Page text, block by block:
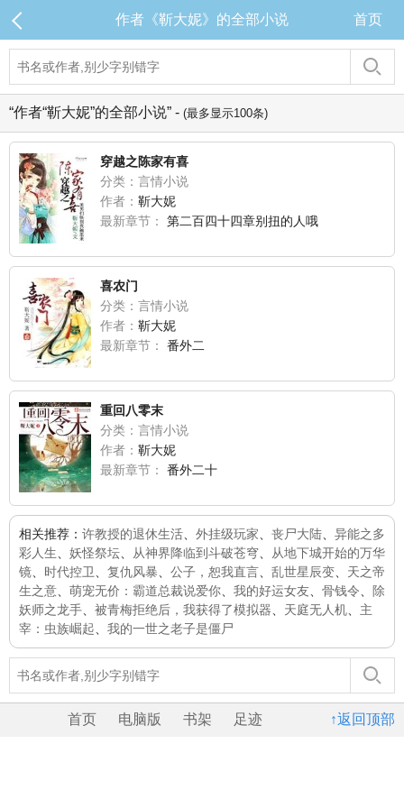
作者《靳大妮》的全部小说 首页
“作者“靳大妮”的全部小说” - (最多显示100条)
穿越之陈家有喜
分类：言情小说
作者： 靳大妮
最新章节：
第二百四十四章别扭的人哦
喜农门
分类：言情小说
作者： 靳大妮
最新章节：
番外二
重回八零末
分类：言情小说
作者： 靳大妮
最新章节：
番外二十
相关推荐： 许教授的退休生活 外挂级玩家 丧尸大陆
异能之多
彩人生
妖怪祭坛 从神界降临到斗破苍穹
从地下城开始的万华
镜
时代控卫 复仇风暴 公子，恕我直言 乱世星辰变
天之帝
生之意
萌宠无价：霸道总裁说爱你 我的好运女友 骨钱令
除
妖师之龙手
被青梅拒绝后，我获得了模拟器 天庭无人机
主
宰：虫族崛起
我的一世之老子是僵尸
↑返回顶部
首页 电脑版 书架 足迹